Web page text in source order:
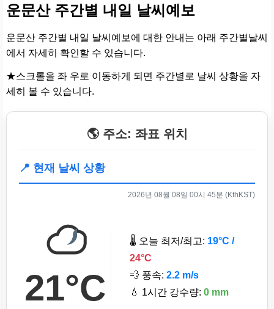
운문산 주간별 내일 날씨예보
운문산 주간별 내일 날씨예보에 대한 안내는 아래 주간별날씨
에서 자세히 확인할 수 있습니다.
★스크롤을 좌 우로 이동하게 되면 주간별로 날씨 상황을 자
세히 볼 수 있습니다.
🌎 주소: 좌표 위치
📍 현재 날씨 상황
2026년 08월 08일 00시 45분 (KthKST)
21°C
🌡️ 오늘 최저/최고: 19°C /
24°C
💨 풍속: 2.2 m/s
💧 1시간 강수량: 0 mm